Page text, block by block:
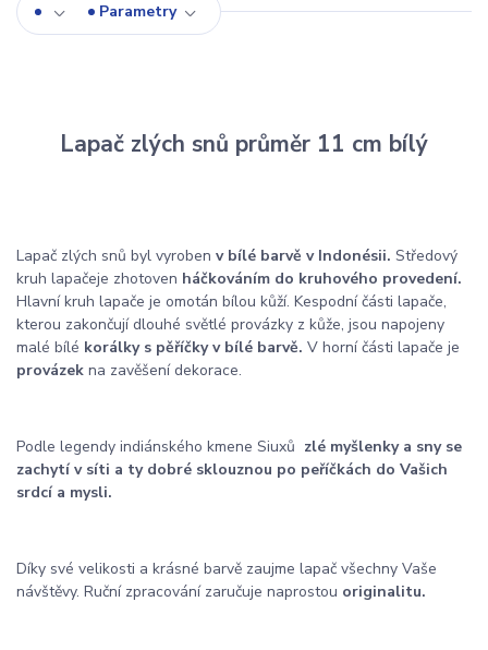
Parametry
Lapač zlých snů průměr 11 cm bílý
Lapač zlých snů byl vyroben v bílé barvě v Indonésii. Středový
kruh lapačeje zhotoven háčkováním do kruhového provedení.
Hlavní kruh lapače je omotán bílou kůží. Kespodní části lapače,
kterou zakončují dlouhé světlé provázky z kůže, jsou napojeny
malé bílé korálky s pěříčky v bílé barvě. V horní části lapače je
provázek na zavěšení dekorace.
Podle legendy indiánského kmene Siuxů zlé myšlenky a sny se
zachytí v síti a ty dobré sklouznou po peříčkách do Vašich
srdcí a mysli.
Díky své velikosti a krásné barvě zaujme lapač všechny Vaše
návštěvy. Ruční zpracování zaručuje naprostou originalitu.